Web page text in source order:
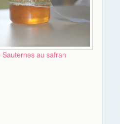
Sauternes au safran